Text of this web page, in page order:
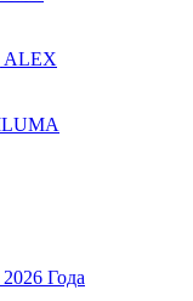
ALEX
Года